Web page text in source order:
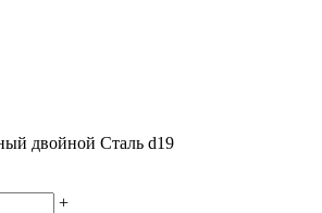
двойной Сталь d19
+